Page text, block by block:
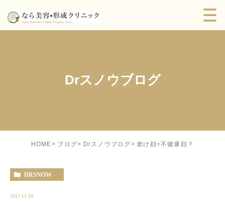
Drスノウブログ
HOME ブログ Drスノウブログ 老け顔=不健康顔？
DRSNOW
2017.11.09